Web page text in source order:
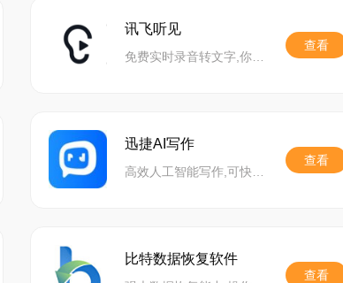
讯飞听见
查看
迅捷AI写作
查看
比特数据恢复软件
查看